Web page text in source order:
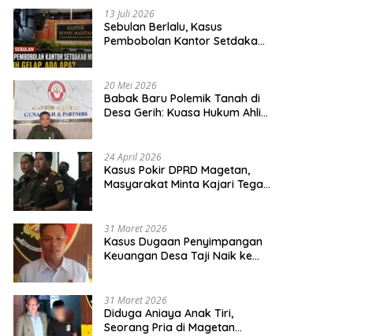
13 Juli 2026
Sebulan Berlalu, Kasus
Pembobolan Kantor Setdakab
20 Mei 2026
Babak Baru Polemik Tanah di
Desa Gerih: Kuasa Hukum Ahli
24 April 2026
Kasus Pokir DPRD Magetan,
Masyarakat Minta Kajari Tegak
31 Maret 2026
Kasus Dugaan Penyimpangan
Keuangan Desa Taji Naik ke
31 Maret 2026
Diduga Aniaya Anak Tiri,
Seorang Pria di Magetan